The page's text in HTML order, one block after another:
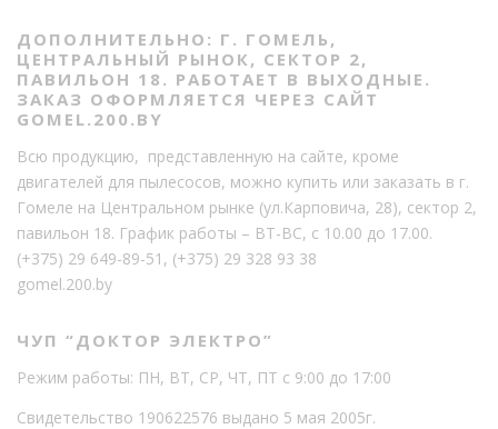
ДОПОЛНИТЕЛЬНО: Г. ГОМЕЛЬ,
ЦЕНТРАЛЬНЫЙ РЫНОК, СЕКТОР 2,
ПАВИЛЬОН 18. РАБОТАЕТ В ВЫХОДНЫЕ.
ЗАКАЗ ОФОРМЛЯЕТСЯ ЧЕРЕЗ САЙТ
GOMEL.200.BY
Всю продукцию, представленную на сайте, кроме
двигателей для пылесосов, можно купить или заказать в г.
Гомеле на Центральном рынке (ул.Карповича, 28), сектор 2,
павильон 18. График работы – ВТ-ВС, с 10.00 до 17.00.
(+375) 29 649-89-51 , (+375) 29 328 93 38
gomel.200.by
ЧУП “ДОКТОР ЭЛЕКТРО”
Режим работы: ПН, ВТ, СР, ЧТ, ПТ с 9:00 до 17:00
Свидетельство 190622576 выдано 5 мая 2005г.